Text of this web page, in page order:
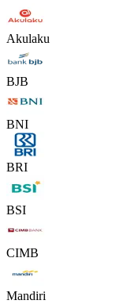
Akulaku
BJB
BNI
BRI
BSI
CIMB
Mandiri